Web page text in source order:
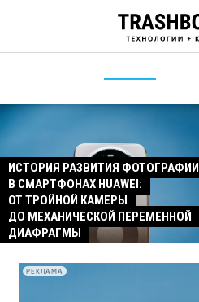
ИСТОРИЯ РАЗВИТИЯ ФОТОГРАФИИ
В СМАРТФОНАХ HUAWEI:
ОТ ТРОЙНОЙ КАМЕРЫ
ДО МЕХАНИЧЕСКОЙ ПЕРЕМЕННОЙ
ДИАФРАГМЫ
РЕКЛАМА